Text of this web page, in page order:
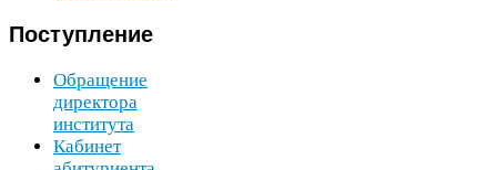
Поступление
Обращение
директора
института
Кабинет